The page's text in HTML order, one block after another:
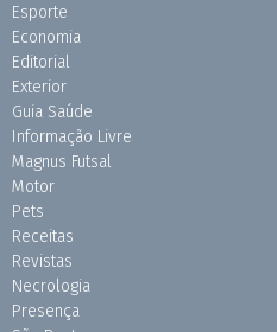
Esporte
Economia
Editorial
Exterior
Guia Saúde
Informação Livre
Magnus Futsal
Motor
Pets
Receitas
Revistas
Necrologia
Presença